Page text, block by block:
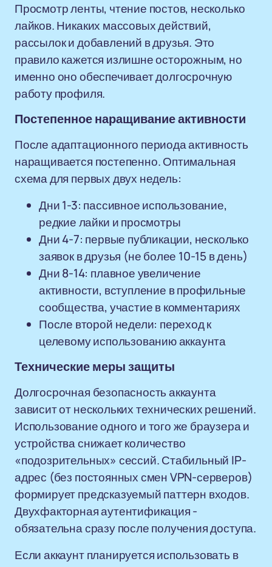
Просмотр ленты, чтение постов, несколько
лайков. Никаких массовых действий,
рассылок и добавлений в друзья. Это
правило кажется излишне осторожным, но
именно оно обеспечивает долгосрочную
работу профиля.
Постепенное наращивание активности
После адаптационного периода активность
наращивается постепенно. Оптимальная
схема для первых двух недель:
Дни 1-3: пассивное использование,
редкие лайки и просмотры
Дни 4-7: первые публикации, несколько
заявок в друзья (не более 10-15 в день)
Дни 8-14: плавное увеличение
активности, вступление в профильные
сообщества, участие в комментариях
После второй недели: переход к
целевому использованию аккаунта
Технические меры защиты
Долгосрочная безопасность аккаунта
зависит от нескольких технических решений.
Использование одного и того же браузера и
устройства снижает количество
«подозрительных» сессий. Стабильный IP-
адрес (без постоянных смен VPN-серверов)
формирует предсказуемый паттерн входов.
Двухфакторная аутентификация -
обязательна сразу после получения доступа.
Если аккаунт планируется использовать в